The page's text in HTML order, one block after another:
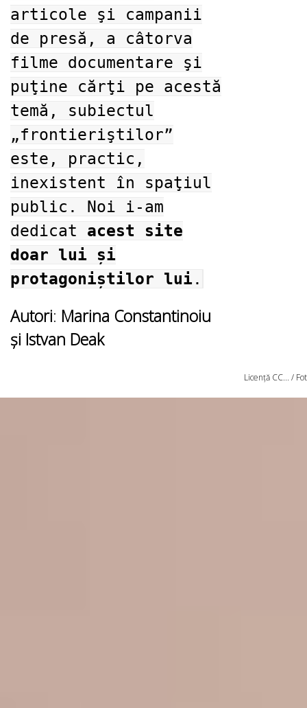
articole şi campanii
de presă, a câtorva
filme documentare şi
puţine cărţi pe acestă
temă, subiectul
„frontieriştilor”
este, practic,
inexistent în spaţiul
public. Noi i-am
dedicat acest site
doar lui și
protagoniștilor lui .
Autori: Marina Constantinoiu
și Istvan Deak
Licență CC... /